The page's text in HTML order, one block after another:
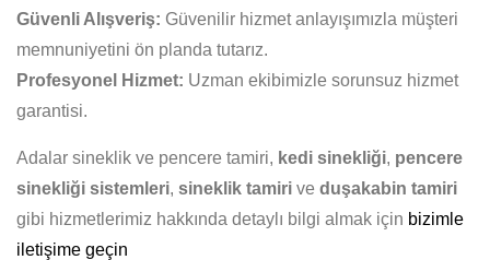
Güvenli Alışveriş: Güvenilir hizmet anlayışımızla müşteri
memnuniyetini ön planda tutarız.
Profesyonel Hizmet: Uzman ekibimizle sorunsuz hizmet
garantisi.
Adalar sineklik ve pencere tamiri, kedi sinekliği, pencere
sinekliği sistemleri, sineklik tamiri ve duşakabin tamiri
gibi hizmetlerimiz hakkında detaylı bilgi almak için bizimle
iletişime geçin